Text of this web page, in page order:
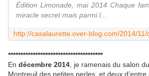
Édition Limonade, mai 2014 Chaque
miracle secret mais parmi l...
**************************************
En décembre 2014 , je ramenais du salon
Montreuil des petites perles, et deux